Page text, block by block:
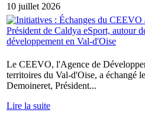
10 juillet 2026
Le CEEVO, l'Agence de
territoires du Val-d'Oise, a échangé
Demoineret, Président...
Lire la suite